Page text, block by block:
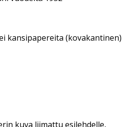
kansipapereita (kovakantinen)
kuva liimattu esilehdelle,